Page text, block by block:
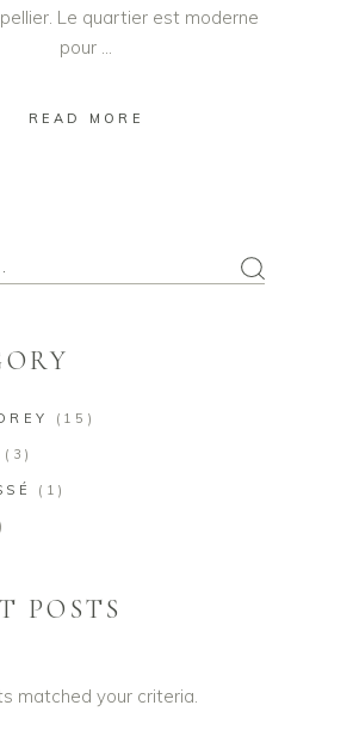
Le quartier est moderne
pour
READ MORE
(15)
(3)
(1)
POSTS
matched your criteria.